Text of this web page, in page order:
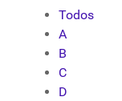
Todos
A
B
C
D